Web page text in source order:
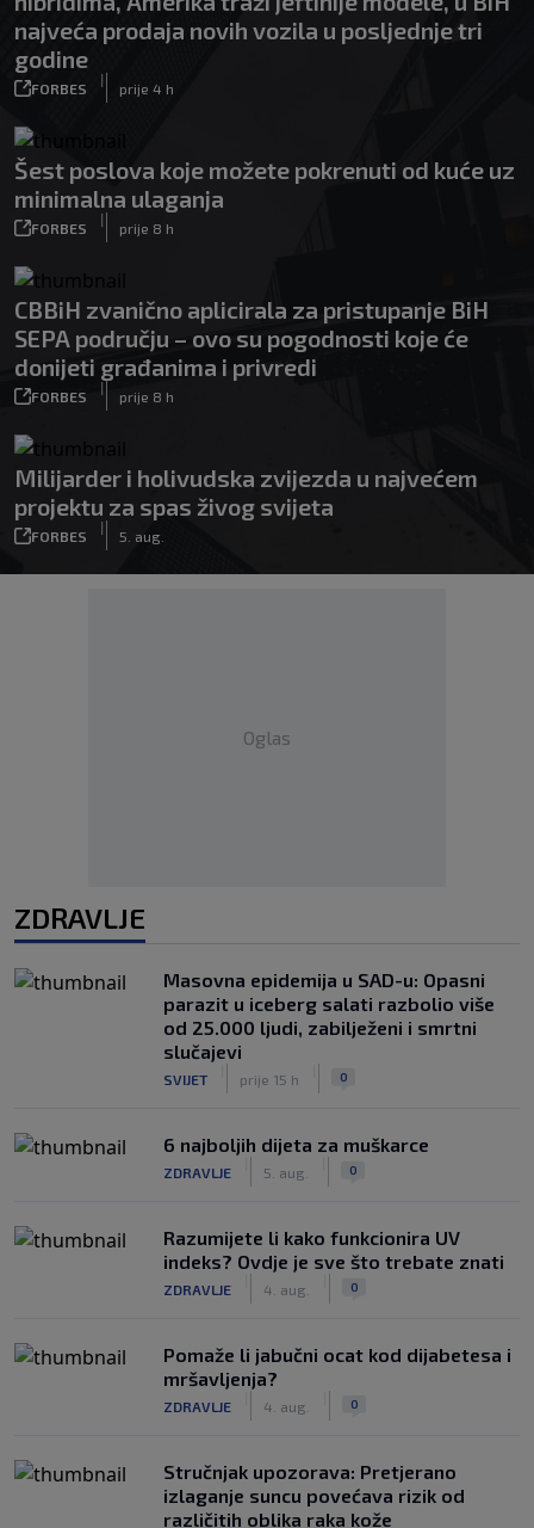
najveća prodaja novih vozila u posljednje tri
godine
FORBES
|
prije 4 h
Šest poslova koje možete pokrenuti od kuće uz
minimalna ulaganja
FORBES
|
prije 8 h
CBBiH zvanično aplicirala za pristupanje BiH
SEPA području – ovo su pogodnosti koje će
donijeti građanima i privredi
FORBES
|
prije 8 h
Milijarder i holivudska zvijezda u najvećem
projektu za spas živog svijeta
FORBES
|
5. aug.
Oglas
ZDRAVLJE
Masovna epidemija u SAD-u: Opasni
parazit u iceberg salati razbolio više
od 25.000 ljudi, zabilježeni i smrtni
slučajevi
SVIJET prije 15 h 0
6 najboljih dijeta za muškarce
ZDRAVLJE 5. aug. 0
Razumijete li kako funkcionira UV
indeks? Ovdje je sve što trebate znati
ZDRAVLJE 4. aug. 0
Pomaže li jabučni ocat kod dijabetesa i
mršavljenja?
ZDRAVLJE 4. aug. 0
Stručnjak upozorava: Pretjerano
izlaganje suncu povećava rizik od
različitih oblika raka kože